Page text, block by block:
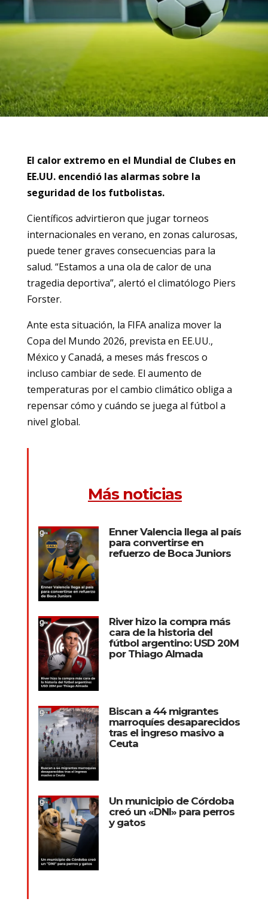
El calor extremo en el Mundial de Clubes en
EE.UU. encendió las alarmas sobre la
seguridad de los futbolistas.
Científicos advirtieron que jugar torneos
internacionales en verano, en zonas calurosas,
puede tener graves consecuencias para la
salud. “Estamos a una ola de calor de una
tragedia deportiva”, alertó el climatólogo Piers
Forster.
Ante esta situación, la FIFA analiza mover la
Copa del Mundo 2026, prevista en EE.UU.,
México y Canadá, a meses más frescos o
incluso cambiar de sede. El aumento de
temperaturas por el cambio climático obliga a
repensar cómo y cuándo se juega al fútbol a
nivel global.
Más noticias
Enner Valencia llega al país
para convertirse en
refuerzo de Boca Juniors
River hizo la compra más
cara de la historia del
fútbol argentino: USD 20M
por Thiago Almada
Biscan a 44 migrantes
marroquíes desaparecidos
tras el ingreso masivo a
Ceuta
Un municipio de Córdoba
creó un «DNI» para perros
y gatos